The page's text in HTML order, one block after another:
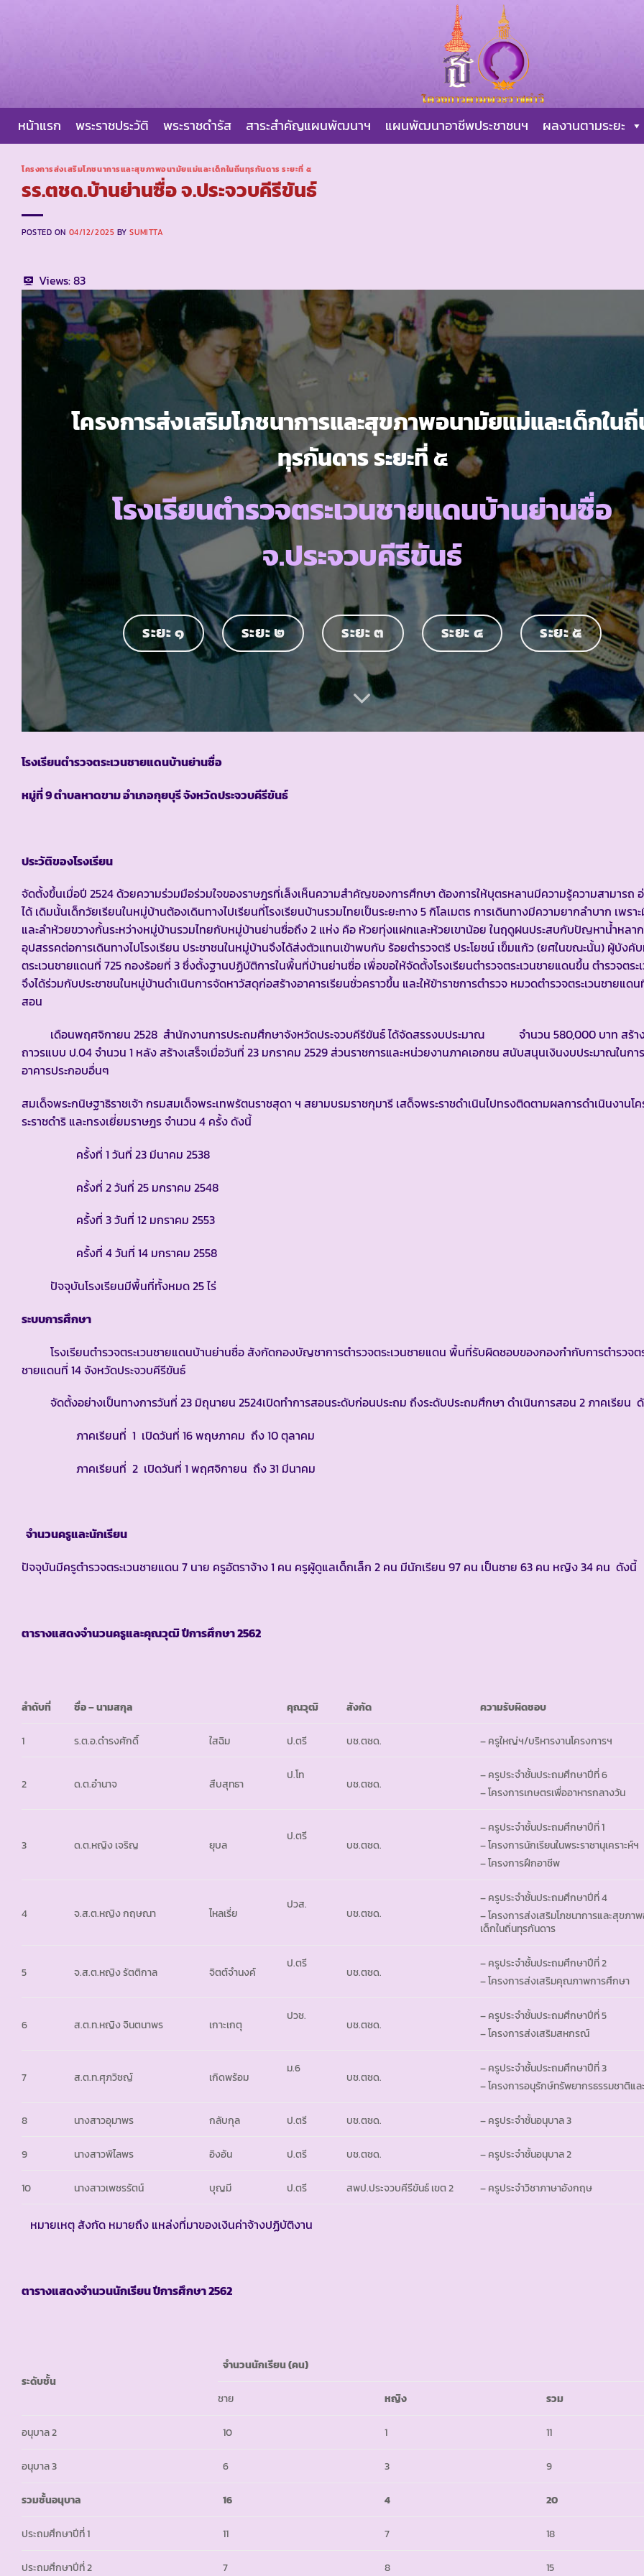
หน้าแรก พระราชประวัติ พระราชดำรัส สาระสำคัญแผนพัฒนาฯ แผนพัฒนาอาชีพประชาชนฯ ผลงานตามระยะ
โครงการส่งเสริมโภชนาการและสุขภาพอนามัยแม่และเด็กในถิ่นทุรกันดาร ระยะที่ ๕
รร.ตชด.บ้านย่านซื่อ จ.ประจวบคีรีขันธ์
POSTED ON 04/12/2025 BYSUMITTA
Views:83
โครงการส่งเสริมโภชนาการและสุขภาพอนามัยแม่และเด็กใน
ทุรกันดาร ระยะที่ ๕
โรงเรียนตำรวจตระเวนชายแดนบ้านย่านซื่อ
จ.ประจวบคีรีขันธ์
ระยะ ๑ ระยะ ๒ ระยะ ๓ ระยะ ๔ ระยะ ๕
โรงเรียนตำรวจตระเวนชายแดนบ้านย่านซื่อ
หมู่ที่ 9 ตำบลหาดขาม อำเภอกุยบุรี จังหวัดประจวบคีรีขันธ์
ประวัติของโรงเรียน
จัดตั้งขึ้นเมื่อปี 2524 ด้วยความร่วมมือร่วมใจของราษฎรที่เล็งเห็นความสำคัญของการศึกษา ต้องการให้บุตรหลานมีความรู้ความสามารถ
ได้ เดิมนั้นเด็กวัยเรียนในหมู่บ้านต้องเดินทางไปเรียนที่โรงเรียนบ้านรวมไทยเป็นระยะทาง 5 กิโลเมตร การเดินทางมีความยากลำบาก เพร
และลำห้วยขวางกั้นระหว่างหมู่บ้านรวมไทยกับหมู่บ้านย่านซื่อถึง 2 แห่ง คือ ห้วยทุ่งแฝกและห้วยเขาน้อย ในฤดูฝนประสบกับปัญหาน้ำหลา
อุปสรรคต่อการเดินทางไปโรงเรียน ประชาชนในหมู่บ้านจึงได้ส่งตัวแทนเข้าพบกับ ร้อยตำรวจตรี ประโยชน์ เข็มแก้ว (ยศในขณะนั้น) ผู้บังคั
ตระเวนชายแดนที่ 725 กองร้อยที่ 3 ซึ่งตั้งฐานปฏิบัติการในพื้นที่บ้านย่านซื่อ เพื่อขอให้จัดตั้งโรงเรียนตำรวจตระเวนชายแดนขึ้น ตำรวจตระ
จึงได้ร่วมกับประชาชนในหมู่บ้านดำเนินการจัดหาวัสดุก่อสร้างอาคารเรียนชั่วคราวขึ้น และให้ข้าราชการตำรวจ หมวดตำรวจตระเวนชายแดน
สอน
เดือนพฤศจิกายน 2528 สำนักงานการประถมศึกษาจังหวัดประจวบคีรีขันธ์ ได้จัดสรรงบประมาณ จำนวน 580,000 บาท สร้าง
ถาวรแบบ ป.04 จำนวน 1 หลัง สร้างเสร็จเมื่อวันที่ 23 มกราคม 2529 ส่วนราชการและหน่วยงานภาคเอกชน สนับสนุนเงินงบประมาณในกา
อาคารประกอบอื่นๆ
สมเด็จพระกนิษฐาธิราชเจ้า กรมสมเด็จพระเทพรัตนราชสุดา ฯ สยามบรมราชกุมารี เสด็จพระราชดำเนินไปทรงติดตามผลการดำเนินงานโ
ระราชดำริ และทรงเยี่ยมราษฎร จำนวน 4 ครั้ง ดังนี้
ครั้งที่ 1 วันที่ 23 มีนาคม 2538
ครั้งที่ 2 วันที่ 25 มกราคม 2548
ครั้งที่ 3 วันที่ 12 มกราคม 2553
ครั้งที่ 4 วันที่ 14 มกราคม 2558
ปัจจุบันโรงเรียนมีพื้นที่ทั้งหมด 25 ไร่
ระบบการศึกษา
โรงเรียนตำรวจตระเวนชายแดนบ้านย่านซื่อ สังกัดกองบัญชาการตำรวจตระเวนชายแดน พื้นที่รับผิดชอบของกองกำกับการตำรวจตร
ชายแดนที่ 14 จังหวัดประจวบคีรีขันธ์
จัดตั้งอย่างเป็นทางการวันที่ 23 มิถุนายน 2524เปิดทำการสอนระดับก่อนประถม ถึงระดับประถมศึกษา ดำเนินการสอน 2 ภาคเรียน
ภาคเรียนที่ 1 เปิดวันที่ 16 พฤษภาคม ถึง 10 ตุลาคม
ภาคเรียนที่ 2 เปิดวันที่ 1 พฤศจิกายน ถึง 31 มีนาคม
จำนวนครูและนักเรียน
ปัจจุบันมีครูตำรวจตระเวนชายแดน 7 นาย ครูอัตราจ้าง 1 คน ครูผู้ดูแลเด็กเล็ก 2 คน มีนักเรียน 97 คน เป็นชาย 63 คน หญิง 34 คน ดังนี้
ตารางแสดงจำนวนครูและคุณวุฒิ ปีการศึกษา2562
ลำดับที่ ชื่อ – นามสกุล คุณวุฒิ สังกัด ความรับผิดชอบ
1 ร.ต.อ.ดำรงศักดิ์ ใสฉิม ป.ตรี บช.ตชด. – ครูใหญ่ฯ/บริหารงานโครงการฯ
2 ด.ต.อำนาจ สืบสุทธา
ป.โท
บช.ตชด.
– ครูประจำชั้นประถมศึกษาปีที่ 6
– โครงการเกษตรเพื่ออาหารกลางวัน
3 ด.ต.หญิง เจริญ ยุบล
ป.ตรี
บช.ตชด.
– ครูประจำชั้นประถมศึกษาปีที่ 1
– โครงการนักเรียนในพระราชานุเคราะห์ฯ
– โครงการฝึกอาชีพ
4 จ.ส.ต.หญิง กฤษณา ไหลเรี่ย
ปวส.
บช.ตชด.
– ครูประจำชั้นประถมศึกษาปีที่ 4
– โครงการส่งเสริมโภชนาการและสุขภา
เด็กในถิ่นทุรกันดาร
5 จ.ส.ต.หญิง รัตติกาล จิตต์จำนงค์
ป.ตรี
บช.ตชด.
– ครูประจำชั้นประถมศึกษาปีที่ 2
– โครงการส่งเสริมคุณภาพการศึกษา
6 ส.ต.ท.หญิง จินตนาพร เกาะเกตุ
ปวช.
บช.ตชด.
– ครูประจำชั้นประถมศึกษาปีที่ 5
– โครงการส่งเสริมสหกรณ์
7 ส.ต.ท.ศุภวิชญ์ เกิดพร้อม
ม.6
บช.ตชด.
– ครูประจำชั้นประถมศึกษาปีที่ 3
– โครงการอนุรักษ์ทรัพยากรธรรมชาติแ
8 นางสาวอุมาพร กลับกุล ป.ตรี บช.ตชด. – ครูประจำชั้นอนุบาล 3
9 นางสาวพิไลพร อิงอ้น ป.ตรี บช.ตชด. – ครูประจำชั้นอนุบาล 2
10 นางสาวเพชรรัตน์ บุญมี ป.ตรี สพป.ประจวบคีรีขันธ์ เขต 2 – ครูประจำวิชาภาษาอังกฤษ
หมายเหตุ สังกัด หมายถึง แหล่งที่มาของเงินค่าจ้างปฏิบัติงาน
ตารางแสดงจำนวนนักเรียน ปีการศึกษา2562
ระดับชั้น
จำนวนนักเรียน (คน)
ชาย หญิง รวม
อนุบาล 2 10 1 11
อนุบาล 3 6 3 9
รวมชั้นอนุบาล 16 4 20
ประถมศึกษาปีที่ 1 11 7 18
ประถมศึกษาปีที่ 2 7 8 15